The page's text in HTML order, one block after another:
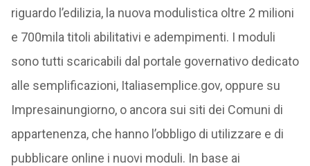
riguardo l’edilizia, la nuova modulistica oltre 2 milioni
e 700mila titoli abilitativi e adempimenti. I moduli
sono tutti scaricabili dal portale governativo dedicato
alle semplificazioni, Italiasemplice.gov, oppure su
Impresainungiorno, o ancora sui siti dei Comuni di
appartenenza, che hanno l’obbligo di utilizzare e di
pubblicare online i nuovi moduli. In base ai